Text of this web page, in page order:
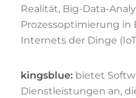
Realität, Big-Data-
Prozessoptimierung in
Internets der Dinge
kingsblue:bietet
Dienstleistungen an,